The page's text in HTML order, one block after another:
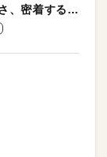
、密着する冷
がグッド！